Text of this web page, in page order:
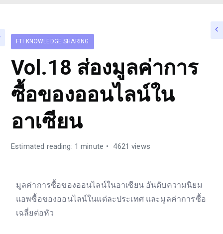
FTI KNOWLEDGE SHARING
Vol.18 ส่องมูลค่าการ
ซื้อของออนไลน์ใน
อาเซียน
Estimated reading: 1 minute 4621 views
มูลค่าการซื้อของออนไลน์ในอาเซียน อันดับความนิยม
แอพซื้อของออนไลน์ในแต่ละประเทศ และมูลค่าการซื้อ
เฉลี่ยต่อหัว